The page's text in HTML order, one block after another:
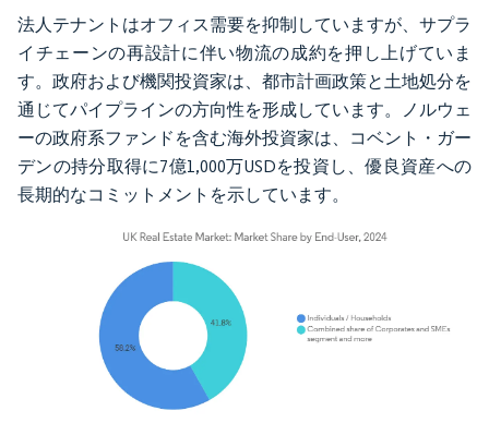
法人テナントはオフィス需要を抑制していますが、サプラ
イチェーンの再設計に伴い物流の成約を押し上げていま
す。政府および機関投資家は、都市計画政策と土地処分を
通じてパイプラインの方向性を形成しています。ノルウェ
ーの政府系ファンドを含む海外投資家は、コベント・ガー
デンの持分取得に7億1,000万USDを投資し、優良資産への
長期的なコミットメントを示しています。